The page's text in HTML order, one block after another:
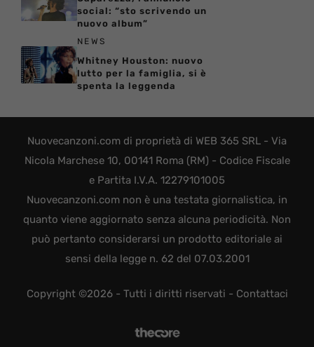
social: “sto scrivendo un
nuovo album”
NEWS
Whitney Houston: nuovo
lutto per la famiglia, si è
spenta la leggenda
Nuovecanzoni.com di proprietà di WEB 365 SRL - Via
Nicola Marchese 10, 00141 Roma (RM) - Codice Fiscale
e Partita I.V.A. 12279101005
Nuovecanzoni.com non è una testata giornalistica, in
quanto viene aggiornato senza alcuna periodicità. Non
può pertanto considerarsi un prodotto editoriale ai
sensi della legge n. 62 del 07.03.2001
Copyright ©2026 - Tutti i diritti riservati - Contattaci